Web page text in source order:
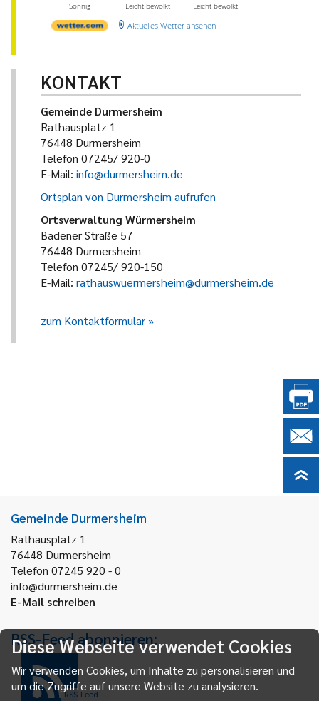
Sonnig
Leicht bewölkt
Leicht bewölkt
Aktuelles Wetter ansehen
KONTAKT
Gemeinde Durmersheim
Rathausplatz 1
76448 Durmersheim
Telefon 07245/ 920-0
E-Mail: info@durmersheim.de
Ortsplan von Durmersheim aufrufen
Ortsverwaltung Würmersheim
Badener Straße 57
76448 Durmersheim
Telefon 07245/ 920-150
E-Mail: rathauswuermersheim@durmersheim.de
zum Kontaktformular
Gemeinde Durmersheim
Rathausplatz 1
76448 Durmersheim
Telefon 07245 920 - 0
info@durmersheim.de
E-Mail schreiben
RSS-Feed abonnieren:
RSS-Feed
Diese Webseite verwendet Cookies
Wir verwenden Cookies, um Inhalte zu personalisieren und
um die Zugriffe auf unsere Website zu analysieren.